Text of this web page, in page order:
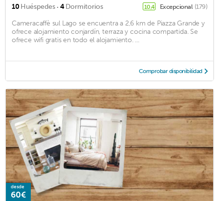
10 Huéspedes · 4Dormitorios 10,4 Excepcional (179)
Cameracaffè sul Lago se encuentra a 2,6 km de Piazza Grande y
ofrece alojamiento conjardín, terraza y cocina compartida. Se
ofrece wifi gratis en todo el alojamiento. ...
Comprobar disponibilidad
desde
60€